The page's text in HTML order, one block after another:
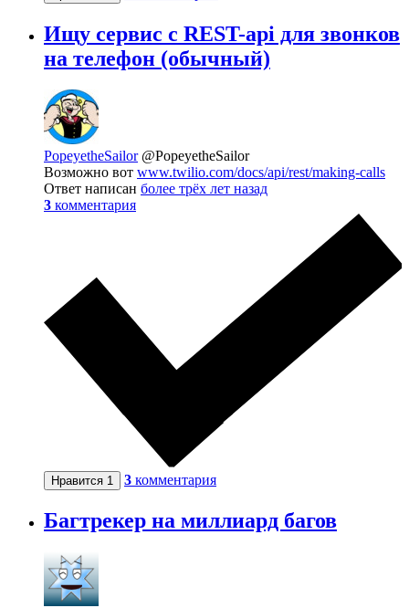
Ищу сервис с REST-api для звонков
на телефон (обычный)
PopeyetheSailor @PopeyetheSailor
Возможно вот www.twilio.com/docs/api/rest/making-calls
Ответ написан более трёх лет назад
3 комментария
Нравится 1 3 комментария
Багтрекер на миллиард багов